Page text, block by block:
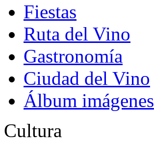
Fiestas
Ruta del Vino
Gastronomía
Ciudad del Vino
Álbum imágenes
Cultura